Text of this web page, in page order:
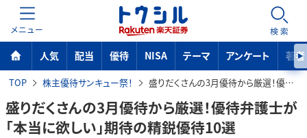
MENU 検索
人気 配当 優待 NISA テーマ アンケート 著者
TOP 株主優待サンキュー祭！ 盛りだくさんの3月優待から厳選！優待弁護士が「本当に欲しい」期待の精鋭優待10選
盛りだくさんの3月優待から厳選！優待弁護士が
「本当に欲しい」期待の精鋭優待10選